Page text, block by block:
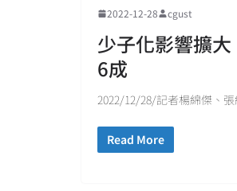
2022-12-28 cgust
少子化影響擴
6成
2022/12/28/記者楊綿傑、張
Read More